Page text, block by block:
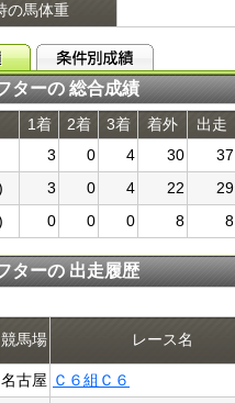
の馬体重
ターの 総合成績
1着 2着 3着 着外 出走
3 0 4 30 37
3 0 4 22 29
0 0 0 8 8
ターの 出走履歴
競馬場 レース名
名古屋 Ｃ６組Ｃ６